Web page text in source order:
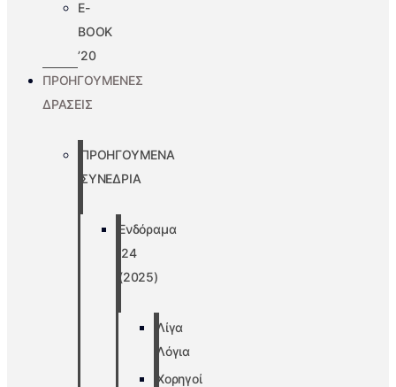
E-
BOOK
’20
ΠΡΟΗΓΟΥΜΕΝΕΣ
ΔΡΑΣΕΙΣ
ΠΡΟΗΓΟΥΜΕΝΑ
ΣΥΝΕΔΡΙΑ
Ενδόραμα
’24
(2025)
Λίγα
Λόγια
Χορηγοί